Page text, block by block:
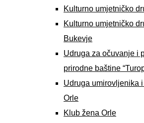
Kulturno umjetničko
Kulturno umjetničko
Bukevje
Udruga za očuvanje i
prirodne baštine
Udruga umirovljenika
Orle
Klub žena Orle